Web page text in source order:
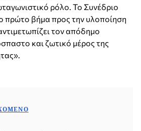
ρόλο. Το Συνέδριο
πρώτο βήμα προς την υλοποίηση
τον απόδημο
και ζωτικό μέρος της